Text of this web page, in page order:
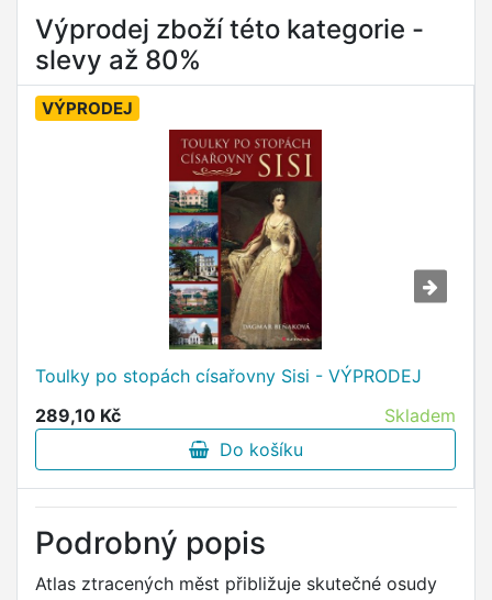
Výprodej zboží této kategorie -
slevy až 80%
VÝPRODEJ
Toulky po stopách císařovny Sisi - VÝPRODEJ
289,10 Kč
Skladem
Do košíku
Podrobný popis
Atlas ztracených měst přibližuje skutečné osudy